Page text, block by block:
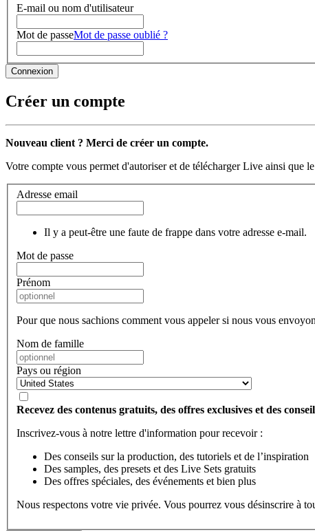
E-mail ou nom d'utilisateur
Mot de passeMot de passe oublié ?
Créer un compte
Nouveau client ? Merci de créer un compte.
Votre compte vous permet d'autoriser et de télécharger Live ainsi que
Adresse email
Il y a peut-être une faute de frappe dans votre adresse e-mail.
Mot de passe
Prénom
Pour que nous sachions comment vous appeler si nous vous
Nom de famille
Pays ou région
Recevez des contenus gratuits, des offres exclusives et des
Inscrivez-vous à notre lettre d'information pour recevoir :
Des conseils sur la production, des tutoriels et de l’inspiration
Des samples, des presets et des Live Sets gratuits
Des offres spéciales, des événements et bien plus
Nous respectons votre vie privée. Vous pourrez vous désinscrire à